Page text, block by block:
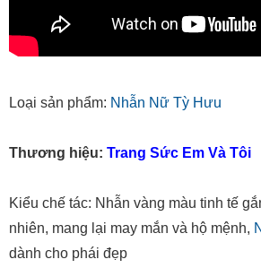
Loại sản phẩm: Nhẫn Nữ Tỳ Hưu
Thương hiệu: Trang Sức Em Và Tôi
Kiểu chế tác: Nhẫn vàng màu tinh tế
nhiên, mang lại may mắn và hộ mệnh,
dành cho phái đẹp